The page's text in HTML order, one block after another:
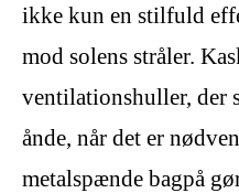
ikke kun en stilfuld
mod solens stråler.
ventilationshuller, der
ånde, når det er
metalspænde bagpå